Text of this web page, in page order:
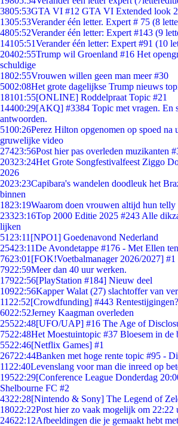
3805:53GTA VI #12 GTA VI Extended look
1305:53Verander één letter. Expert # 75 (8
4805:52Verander één letter: Expert #143 (9
14105:51Verander één letter: Expert #91 (10
20402:55Trump wil Groenland #16 Het
schuldige
1802:55Vrouwen willen geen man meer #30
5002:08Het grote dagelijkse Trump nieuws
18101:55[ONLINE] Roddelpraat Topic #21
14400:29[AKQ] #3384 Topic met vragen. En
antwoorden.
5100:26Perez Hilton opgenomen op spoed na
gruwelijke video
27423:56Post hier pas overleden muzikanten
20323:24Het Grote Songfestivalfeest Ziggo
2026
2023:23Capibara's wandelen doodleuk het
binnen
1823:19Waarom doen vrouwen altijd hun telly
23323:16Top 2000 Editie 2025 #243 Alle
lijken
51 23:11 [NPO1] Goedenavond Nederland
25423:11De Avondetappe #176 - Met Ellen
7623:01 [FOK!Voetbalmanager 2026/2027]
7922:59Meer dan 40 uur werken.
17922:56[PlayStation #184] Nieuw deel
10922:56Kapper Walat (27) slachtoffer van
11 22:52[Crowdfunding] #443 Rentestijgingen?
6022:52Jerney Kaagman overleden
25522:48[UFO/UAP] #16 The Age of
7522:48Het Moestuintopic #37 Bloesem in de
5522:46[Netflix Games] #1
26722:44Banken met hoge rente topic #95 -
11 22:40Levenslang voor man die inreed op
19522:29[Conference League Donderdag
Shelbourne FC #2
4322:28[Nintendo & Sony] The Legend of
18022:22Post hier zo vaak mogelijk om 22:22
24622:12Afbeeldingen die je gemaakt hebt